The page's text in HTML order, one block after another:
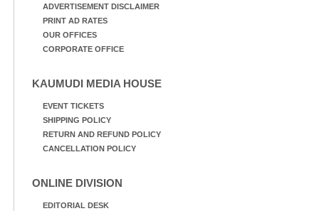
ADVERTISEMENT DISCLAIMER
PRINT AD RATES
OUR OFFICES
CORPORATE OFFICE
KAUMUDI MEDIA HOUSE
EVENT TICKETS
SHIPPING POLICY
RETURN AND REFUND POLICY
CANCELLATION POLICY
ONLINE DIVISION
EDITORIAL DESK